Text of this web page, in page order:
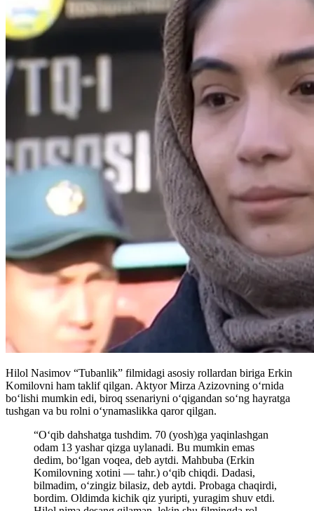
Hilol Nasimov “Tubanlik” filmidagi asosiy rollardan biriga Erkin
Komilovni ham taklif qilgan. Aktyor Mirza Azizovning oʻrnida
boʻlishi mumkin edi, biroq ssenariyni oʻqigandan soʻng hayratga
tushgan va bu rolni oʻynamaslikka qaror qilgan.
“Oʻqib dahshatga tushdim. 70 (yosh)ga yaqinlashgan
odam 13 yashar qizga uylanadi. Bu mumkin emas
dedim, boʻlgan voqea, deb aytdi. Mahbuba (Erkin
Komilovning xotini — tahr.) oʻqib chiqdi. Dadasi,
bilmadim, oʻzingiz bilasiz, deb aytdi. Probaga chaqirdi,
bordim. Oldimda kichik qiz yuripti, yuragim shuv etdi.